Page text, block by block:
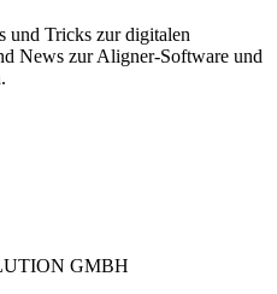
und Tricks zur digitalen
News zur Aligner-Software und
GMBH